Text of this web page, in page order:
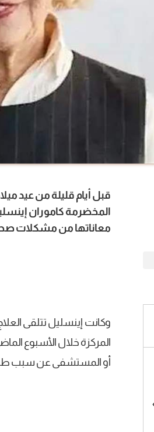
قبل أيام قليلة من عيد
معاناتها من مشكلات
وكانت إينسليل تتلقى
المركزة خلال الأسبوع
أو المستشفى عن سبب